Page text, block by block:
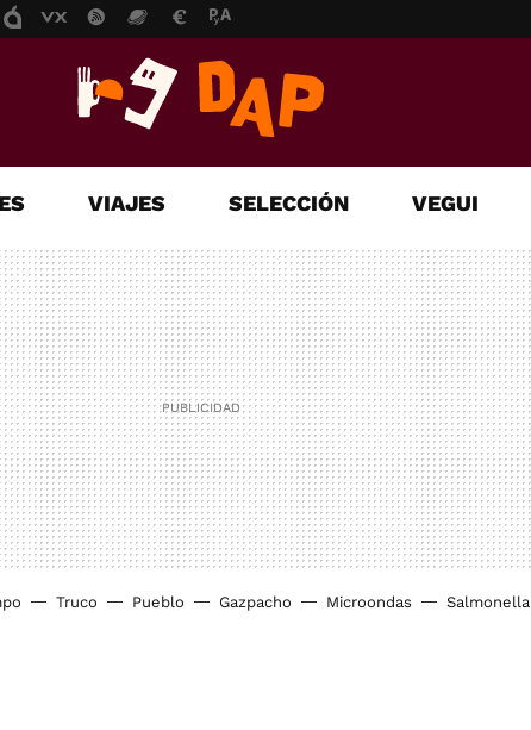
VIAJES SELECCIÓN VEGUI
Truco Pueblo Gazpacho Microondas Salmonella